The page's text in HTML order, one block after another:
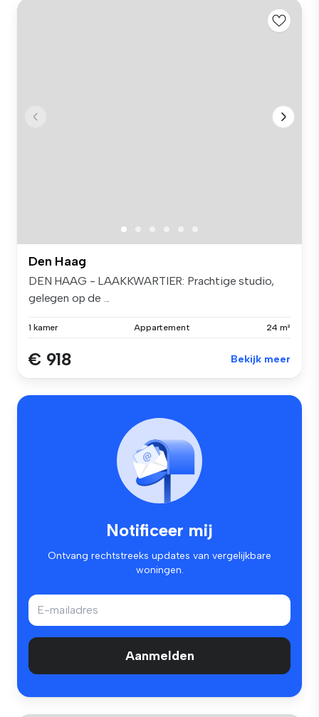
Den Haag
DEN HAAG - LAAKKWARTIER: Prachtige studio,
gelegen op de ...
1 kamer Appartement 24 m²
€ 918 Bekijk meer
Notificeer mij
Ontvang rechtstreeks updates van vergelijkbare
woningen.
Aanmelden